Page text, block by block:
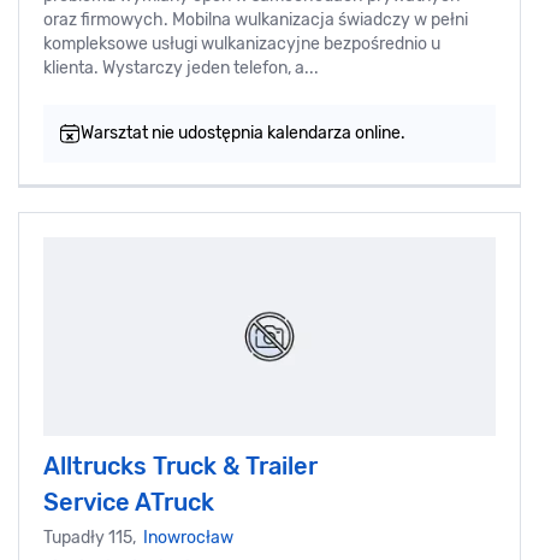
oraz firmowych. Mobilna wulkanizacja świadczy w pełni
kompleksowe usługi wulkanizacyjne bezpośrednio u
klienta. Wystarczy jeden telefon, a...
Warsztat nie udostępnia kalendarza online.
Alltrucks Truck & Trailer
Service ATruck
Tupadły 115,
Inowrocław